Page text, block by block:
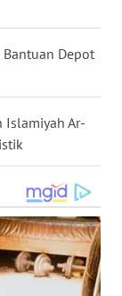
Depot
Islamiyah Ar-